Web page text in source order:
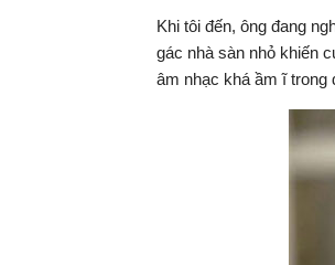
Khi tôi đến, ông đang
gác nhà sàn nhỏ khiến
âm nhạc khá ầm ĩ trong